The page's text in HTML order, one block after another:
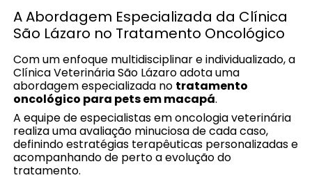
A Abordagem Especializada da Clínica
São Lázaro no Tratamento Oncológico
Com um enfoque multidisciplinar e individualizado, a
Clínica Veterinária São Lázaro adota uma
abordagem especializada no tratamento
oncológico para pets em macapá.
A equipe de especialistas em oncologia veterinária
realiza uma avaliação minuciosa de cada caso,
definindo estratégias terapêuticas personalizadas e
acompanhando de perto a evolução do
tratamento.